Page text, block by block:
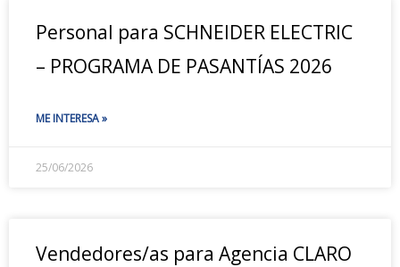
Personal para SCHNEIDER ELECTRIC
– PROGRAMA DE PASANTÍAS 2026
ME INTERESA »
25/06/2026
Vendedores/as para Agencia CLARO